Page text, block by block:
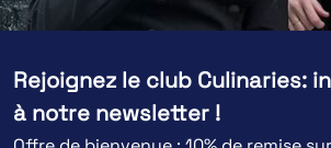
Rejoignez le club Culinaries:
à notre newsletter !